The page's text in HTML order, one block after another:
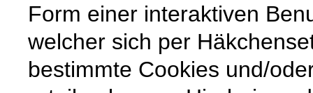
Form einer interaktiven
welcher sich per
bestimmte Cookies und/